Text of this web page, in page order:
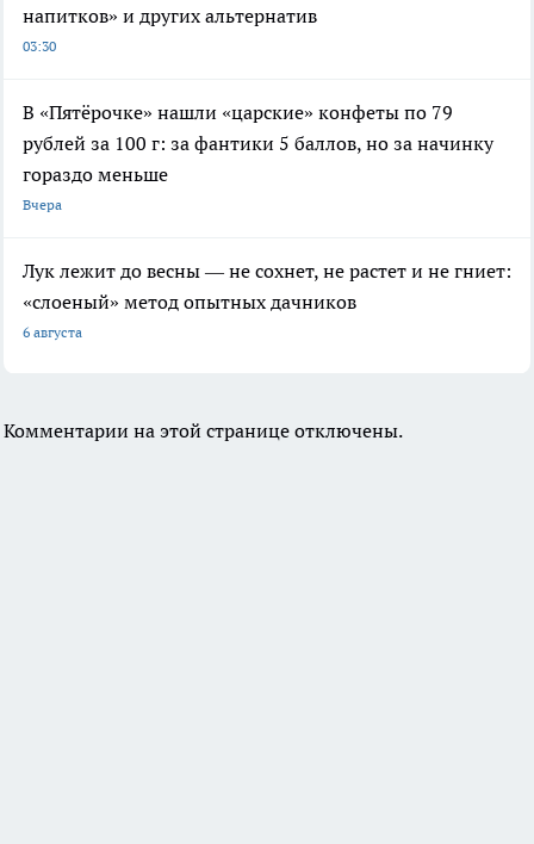
напитков» и других альтернатив
03:30
В «Пятёрочке» нашли «царские» конфеты по 79
рублей за 100 г: за фантики 5 баллов, но за начинку
гораздо меньше
Вчера
Лук лежит до весны — не сохнет, не растет и не гниет:
«слоеный» метод опытных дачников
6 августа
Комментарии на этой странице отключены.